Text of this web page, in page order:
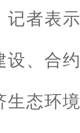
记者表
设、合
生态环